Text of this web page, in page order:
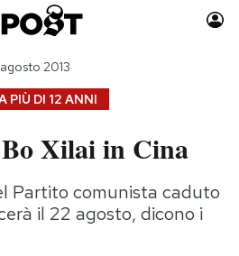
Auto
Moda
Consumismi
Storie/Idee
PIÙ DI 12 ANNI
2013
Xilai in Cina
Partito comunista caduto
il 22 agosto, dicono i